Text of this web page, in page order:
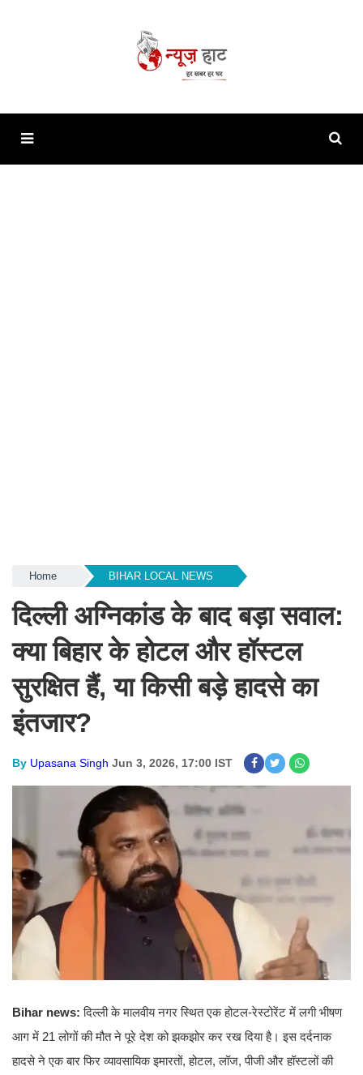
Home BIHAR LOCAL NEWS
दिल्ली अग्निकांड के बाद बड़ा सवाल:
क्या बिहार के होटल और हॉस्टल
सुरक्षित हैं, या किसी बड़े हादसे का
इंतजार?
By Upasana Singh Jun 3, 2026, 17:00 IST
Bihar news: दिल्ली के मालवीय नगर स्थित एक होटल-रेस्टोरेंट में लगी भीषण
आग में 21 लोगों की मौत ने पूरे देश को झकझोर कर रख दिया है। इस दर्दनाक
हादसे ने एक बार फिर व्यावसायिक इमारतों, होटल, लॉज, पीजी और हॉस्टलों की